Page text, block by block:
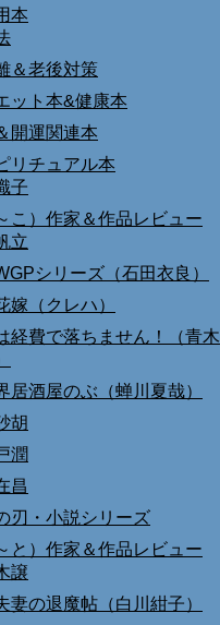
本
＆老後対策
ット本&健康本
開運関連本
リチュアル本
子
こ）作家＆作品レビュー
立
シリーズ（石田衣良）
嫁（クレハ）
経費で落ちません！（青木
居酒屋のぶ（蝉川夏哉）
胡
潤
昌
刃・小説シリーズ
と）作家＆作品レビュー
譲
妻の退魔帖（白川紺子）